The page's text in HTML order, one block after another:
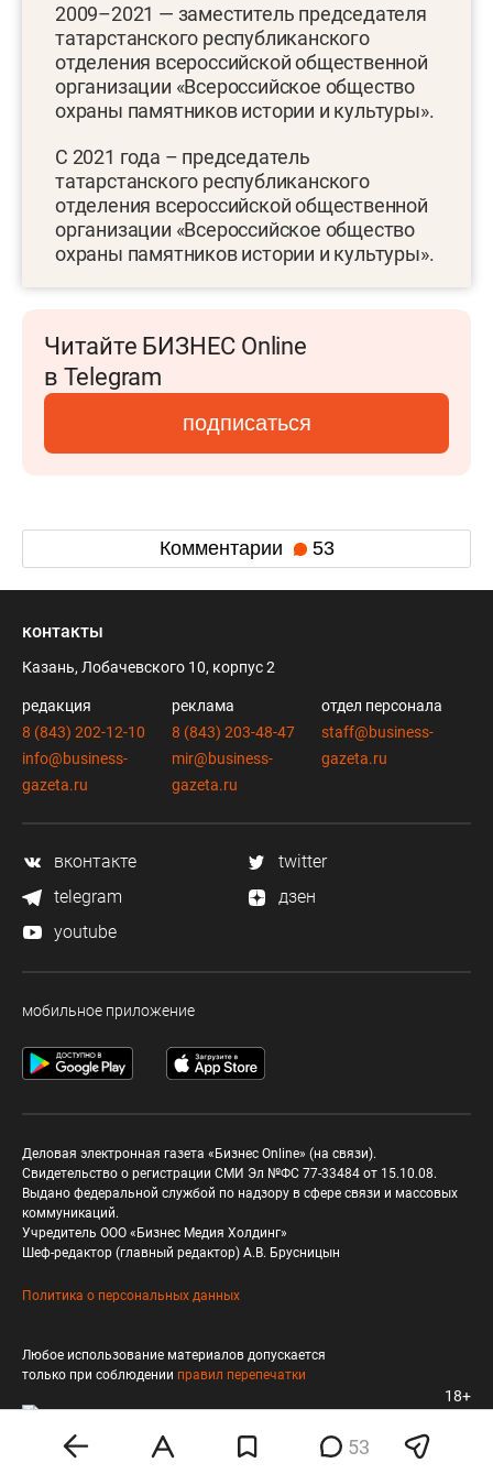
2009–2021 — заместитель председателя
татарстанского республиканского
отделения всероссийской общественной
организации «Всероссийское общество
охраны памятников истории и культуры».
С 2021 года – председатель
татарстанского республиканского
отделения всероссийской общественной
организации «Всероссийское общество
охраны памятников истории и культуры».
Читайте БИЗНЕС Online
в Telegram
подписаться
Комментарии 53
53
контакты
Казань, Лобачевского 10, корпус 2
редакция
8 (843) 202-12-10
info@business-
gazeta.ru
реклама
8 (843) 203-48-47
mir@business-
gazeta.ru
отдел персонала
staff@business-
gazeta.ru
вконтакте
twitter
telegram
дзен
youtube
мобильное приложение
Деловая электронная газета «Бизнес Online» (на связи).
Свидетельство о регистрации СМИ Эл №ФС 77-33484 от 15.10.08.
Выдано федеральной службой по надзору в сфере связи и массовых
коммуникаций.
Учредитель ООО «Бизнес Медия Холдинг»
Шеф-редактор (главный редактор) А.В. Брусницын
Политика о персональных данных
Любое использование материалов допускается
только при соблюдении правил перепечатки
18+